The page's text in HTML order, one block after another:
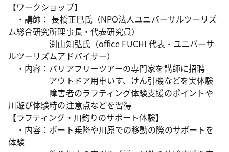
【ワークショップ】
・講師： 長橋正巳氏（NPO法人ユニバーサルツーリズ
ム総合研究所理事長・代表研究員）
渕山知弘氏（office FUCHI 代表・ユニバーサ
ルツーリズムアドバイザー）
・内容：バリアフリーツアーの専門家を講師に招聘
アウトドア用車いす、けん引機などを実体験
障害者のラフティング体験支援のポイントや
川遊び体験時の注意点などを習得
【ラフティング・川釣りのサポート体験】
・内容：ボート乗降や川原での移動の際のサポートを
体験